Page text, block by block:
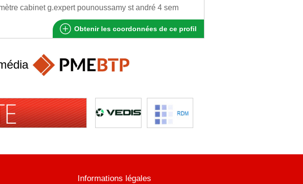
cabinet g.expert pounoussamy st andré 4 sem
Obtenir les coordonnées de ce profil
Informations légales